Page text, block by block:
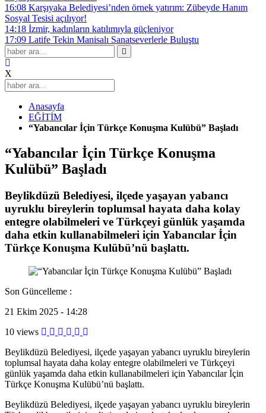
16:08 Karşıyaka Belediyesi’nden örnek yatırım: Zübeyde Hanım
Sosyal Tesisi açılıyor!
14:18 İzmir, kadınların katılımıyla güçleniyor
17:09 Latife Tekin Manisalı Sanatseverlerle Buluştu
X
Anasayfa
EĞİTİM
“Yabancılar İçin Türkçe Konuşma Kulübü” Başladı
“Yabancılar İçin Türkçe Konuşma
Kulübü” Başladı
Beylikdüzü Belediyesi, ilçede yaşayan yabancı
uyruklu bireylerin toplumsal hayata daha kolay
entegre olabilmeleri ve Türkçeyi günlük yaşamda
daha etkin kullanabilmeleri için Yabancılar İçin
Türkçe Konuşma Kulübü’nü başlattı.
Son Güncelleme :
21 Ekim 2025 - 14:28
10 views
Beylikdüzü Belediyesi, ilçede yaşayan yabancı uyruklu bireylerin
toplumsal hayata daha kolay entegre olabilmeleri ve Türkçeyi
günlük yaşamda daha etkin kullanabilmeleri için Yabancılar İçin
Türkçe Konuşma Kulübü’nü başlattı.
Beylikdüzü Belediyesi, ilçede yaşayan yabancı uyruklu bireylerin